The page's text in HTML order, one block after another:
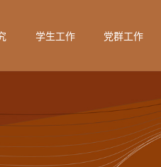
学生工作 党群工作